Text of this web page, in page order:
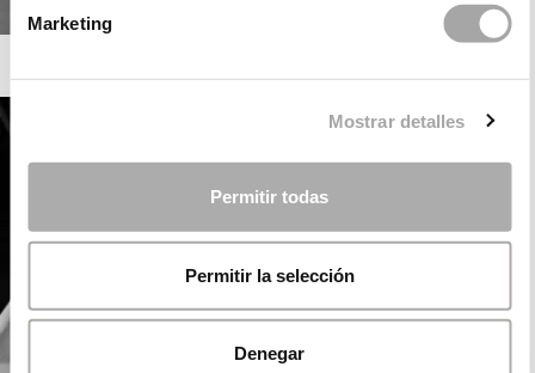
Marketing
Mostrar detalles
Permitir todas
Permitir la selección
Denegar